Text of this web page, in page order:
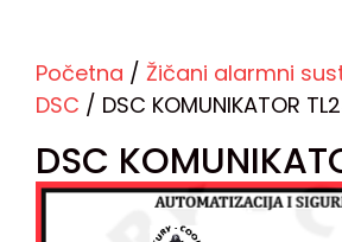
Početna / Žičani alarmni
DSC / DSC KOMUNIKATOR
DSC